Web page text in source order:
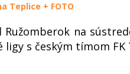
Teplice + FOTO
na
s českým tímom FK